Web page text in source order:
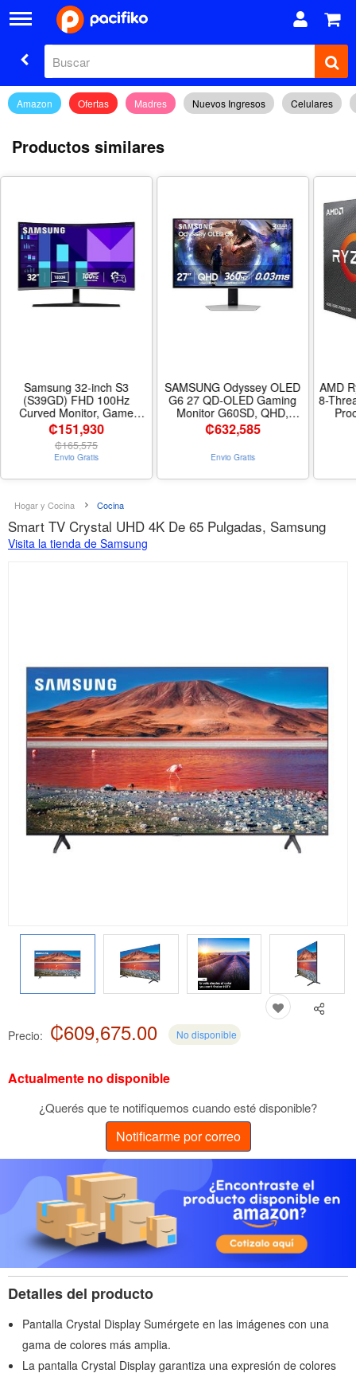
Amazon Ofertas Madres Nuevos Ingresos Celulares
Productos similares
Samsung 32-inch S3
(S39GD) FHD 100Hz
Curved Monitor, Game
Mode, Eye Saver Mode,
Multiple Connectivity with
HDMI Port, Built-In
Speakers,
LS32D396GANXZA, 2025 -
₡151,930
₡165,575
Envio Gratis
SAMSUNG Odyssey OLED
G6 27 QD-OLED Gaming
Monitor G60SD, QHD,
360Hz, 0.03ms, AMD
FreeSync Premium Pro,
Anti-Glare, Sleek Design,
Cooling System,
LS27DG602SNXZA, Series,
₡632,585
Envio Gratis
AMD
8-
Hogar y Cocina Cocina
Smart TV Crystal UHD 4K De 65 Pulgadas, Samsung
Visita la tienda de Samsung
Precio: ₡609,675.00 No disponible
Actualmente no disponible
¿Querés que te notifiquemos cuando esté disponible?
Notificarme por correo
Detalles del producto
Pantalla Crystal Display Sumérgete en las imágenes con una
gama de colores más amplia.
La pantalla Crystal Display garantiza una expresión de colores